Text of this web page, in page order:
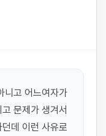
니고 어느여자가
문제가 생겨서
데 이런 사유로